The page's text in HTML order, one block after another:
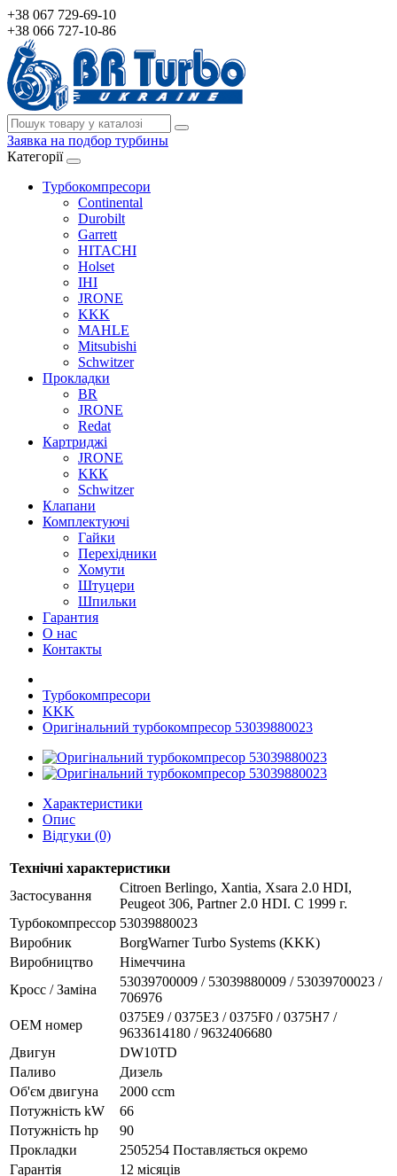
+38 067 729-69-10
+38 066 727-10-86
Заявка на подбор турбины
Категорії
Турбокомпресори
Continental
Durobilt
Garrett
HITACHI
Holset
IHI
JRONE
KKK
MAHLE
Mitsubishi
Schwitzer
Прокладки
BR
JRONE
Redat
Картриджі
JRONE
KКК
Schwitzer
Клапани
Комплектуючі
Гайки
Перехідники
Хомути
Штуцери
Шпильки
Гарантия
О нас
Контакты
Турбокомпресори
KKK
Оригінальний турбокомпресор 53039880023
Характеристики
Опис
Відгуки (0)
Технічні характеристики
Застосування
Citroen Berlingo, Xantia, Xsara 2.0 HDI,
Peugeot 306, Partner 2.0 HDI. C 1999 г.
Турбокомпрессор 53039880023
Виробник
BorgWarner Turbo Systems (KKK)
Виробництво
Німеччина
Кросс / Заміна
53039700009 / 53039880009 / 53039700023 /
706976
ОЕМ номер
0375E9 / 0375E3 / 0375F0 / 0375H7 /
9633614180 / 9632406680
Двигун
DW10TD
Паливо
Дизель
Об'єм двигуна
2000 ccm
Потужність kW
66
Потужність hp
90
Прокладки
2505254 Поставляється окремо
Гарантія
12 місяців